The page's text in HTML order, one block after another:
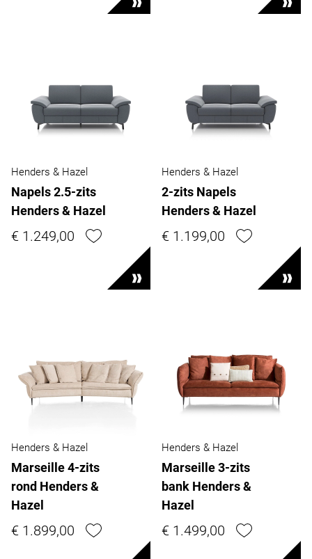
Henders & Hazel
Napels 2.5-zits
Henders & Hazel
€ 1.249,00
Henders & Hazel
2-zits Napels
Henders & Hazel
€ 1.199,00
Henders & Hazel
Marseille 4-zits
rond Henders &
Hazel
€ 1.899,00
Henders & Hazel
Marseille 3-zits
bank Henders &
Hazel
€ 1.499,00